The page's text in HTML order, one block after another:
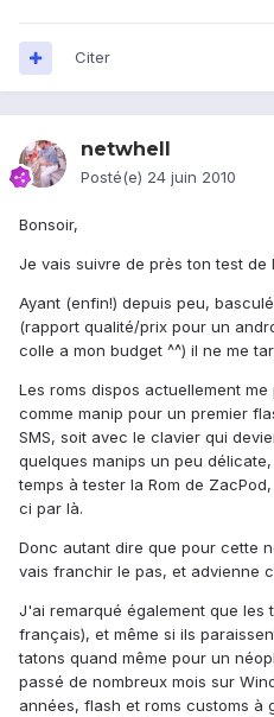
Citer
netwhell
Posté(e) 24 juin 2010
Bonsoir,
Je vais suivre de près ton test de
Ayant (enfin!) depuis peu,
(rapport qualité/prix pour un
colle a mon budget ^^) il ne me
Les roms dispos actuellement
comme manip pour un premier
SMS, soit avec le clavier qui
quelques manips un peu
temps à tester la Rom de
ci par là.
Donc autant dire que pour cette
vais franchir le pas, et advienne
J'ai remarqué également que les
français), et même si ils
tatons quand même pour un
passé de nombreux mois sur
années, flash et roms customs à